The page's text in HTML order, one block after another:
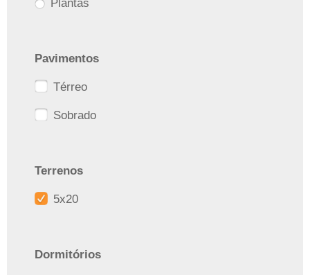
Plantas
Pavimentos
Térreo
Sobrado
Terrenos
5x20
Dormitórios